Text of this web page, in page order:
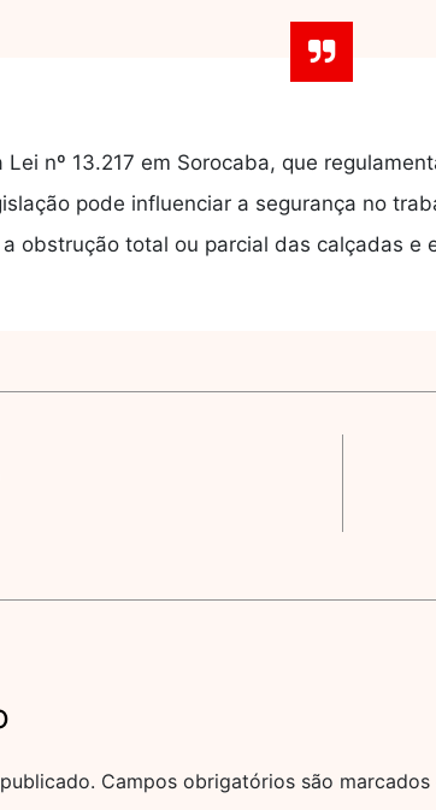
nº 13.217 em Sorocaba, que
pode influenciar a segurança no
obstrução total ou parcial das calçadas e
Campos obrigatórios são marcados